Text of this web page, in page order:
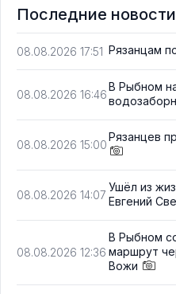
Последние новости
08.08.2026 17:51 Рязанцам
08.08.2026 16:46
В Рыбном
08.08.2026 15:00
Рязанцев
08.08.2026 14:07
Ушёл из
Евгений
08.08.2026 12:36
В Рыбном
маршрут
Вожи